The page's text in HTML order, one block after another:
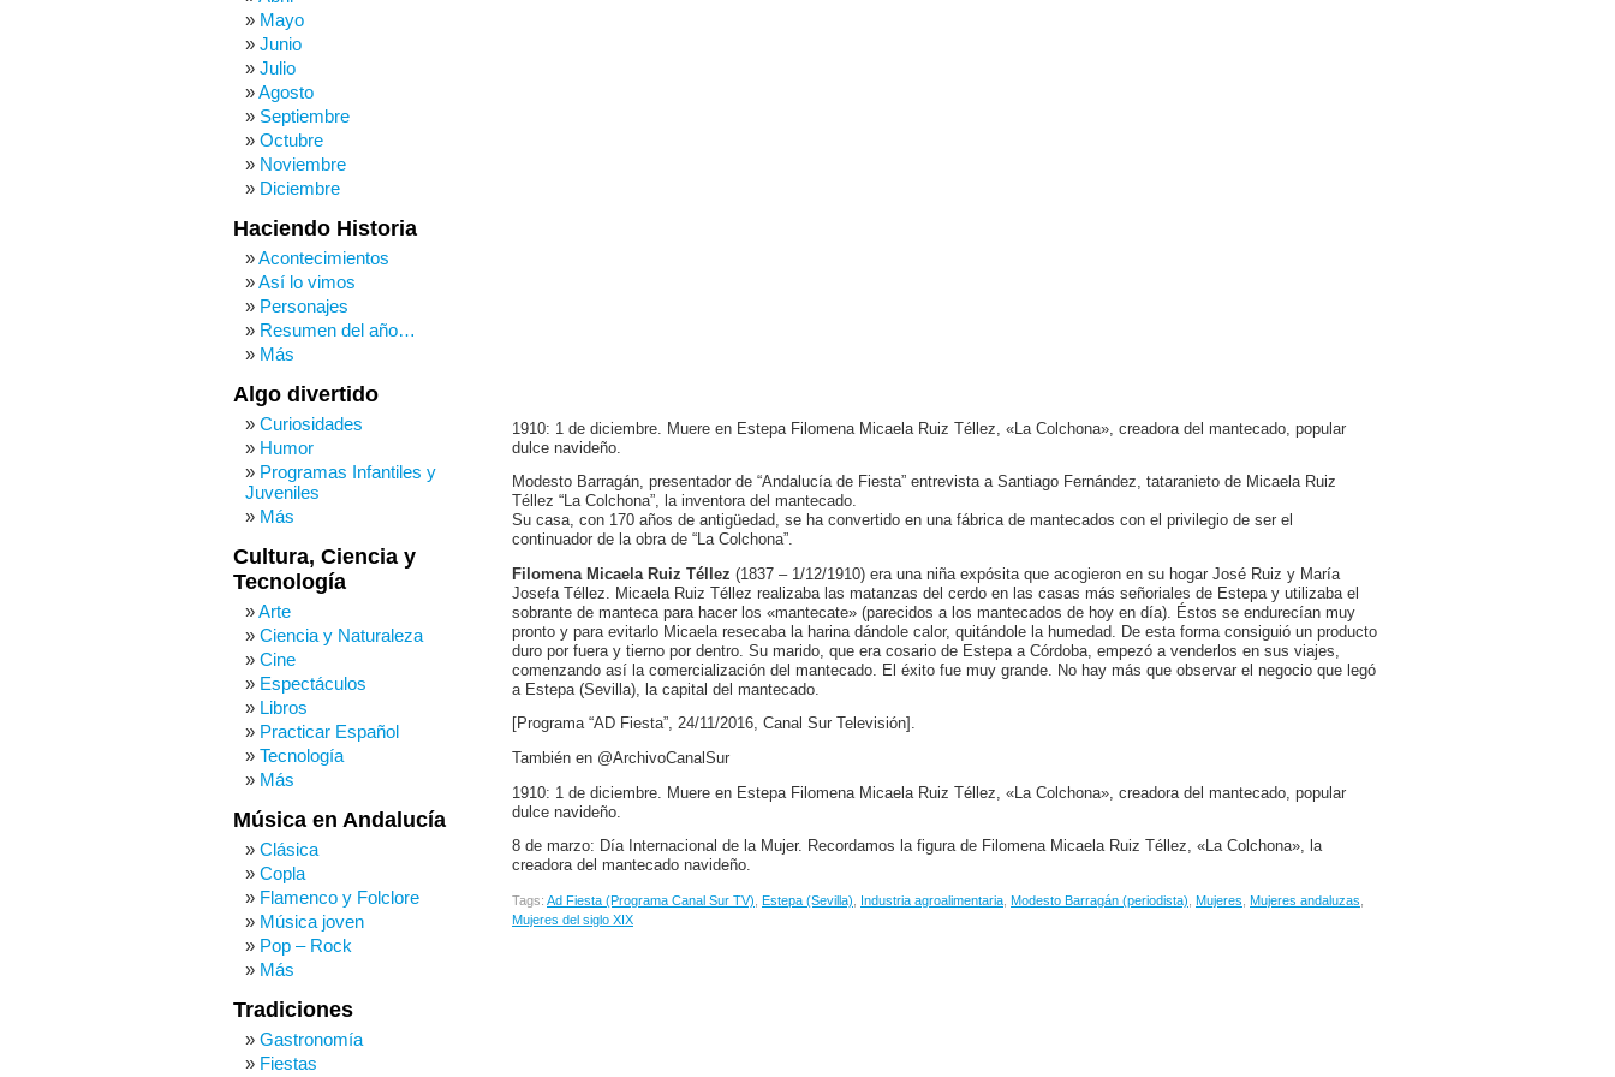
1910: 1 de diciembre. Muere en Estepa Filomena Micaela Ruiz Téllez, «La Colchona», creadora del mantecado, popular
dulce navideño.
Modesto Barragán, presentador de “Andalucía de Fiesta” entrevista a Santiago Fernández, tataranieto de Micaela Ruiz
Téllez “La Colchona”, la inventora del mantecado.
Su casa, con 170 años de antigüedad, se ha convertido en una fábrica de mantecados con el privilegio de ser el
continuador de la obra de “La Colchona”.
Filomena Micaela Ruiz Téllez (1837 – 1/12/1910) era una niña expósita que acogieron en su hogar José Ruiz y María
Josefa Téllez. Micaela Ruiz Téllez realizaba las matanzas del cerdo en las casas más señoriales de Estepa y utilizaba el
sobrante de manteca para hacer los «mantecate» (parecidos a los mantecados de hoy en día). Éstos se endurecían muy
pronto y para evitarlo Micaela resecaba la harina dándole calor, quitándole la humedad. De esta forma consiguió un producto
duro por fuera y tierno por dentro. Su marido, que era cosario de Estepa a Córdoba, empezó a venderlos en sus viajes,
comenzando así la comercialización del mantecado. El éxito fue muy grande. No hay más que observar el negocio que legó
a Estepa (Sevilla), la capital del mantecado.
[Programa “AD Fiesta”, 24/11/2016, Canal Sur Televisión].
También en @ArchivoCanalSur
1910: 1 de diciembre. Muere en Estepa Filomena Micaela Ruiz Téllez, «La Colchona», creadora del mantecado, popular
dulce navideño.
8 de marzo: Día Internacional de la Mujer. Recordamos la figura de Filomena Micaela Ruiz Téllez, «La Colchona», la
creadora del mantecado navideño.
Tags: Ad Fiesta (Programa Canal Sur TV) Estepa (Sevilla) Industria agroalimentaria Modesto Barragán (periodista) Mujeres Mujeres andaluzas
Mujeres del siglo XIX
Mayo
Junio
Julio
Agosto
Septiembre
Octubre
Noviembre
Diciembre
Haciendo Historia
Acontecimientos
Así lo vimos
Personajes
Resumen del año…
Más
Algo divertido
Curiosidades
Humor
Programas Infantiles y
Juveniles
Más
Cultura, Ciencia y
Tecnología
Arte
Ciencia y Naturaleza
Cine
Espectáculos
Libros
Practicar Español
Tecnología
Más
Música en Andalucía
Clásica
Copla
Flamenco y Folclore
Música joven
Pop – Rock
Más
Tradiciones
Gastronomía
Fiestas